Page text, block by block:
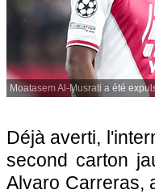
Moatasem Al-Musrati a été
Déjà averti,
second carton
Alvaro Carreras,